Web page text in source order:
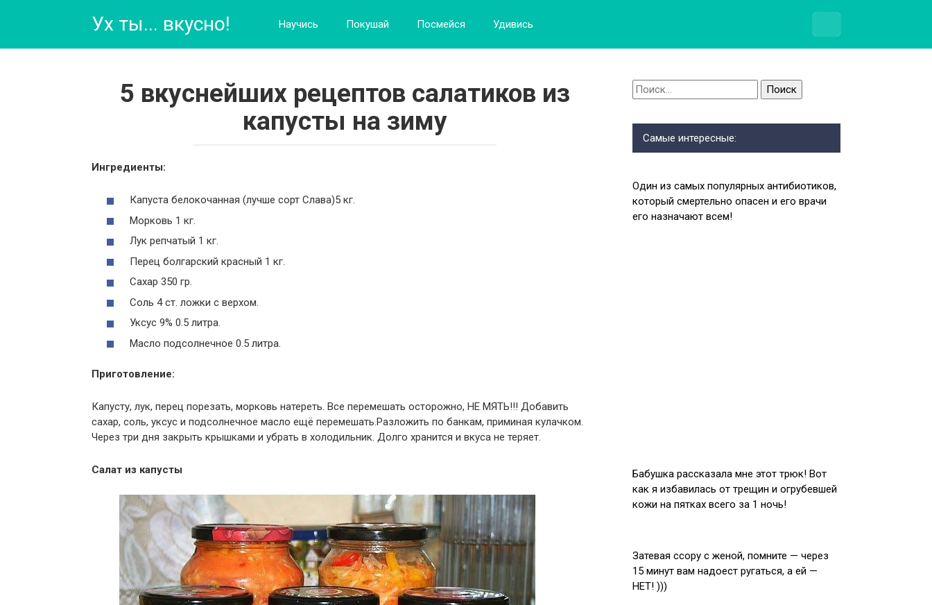
Ух ты... вкусно! Научись Покушай Посмейся Удивись
5 вкуснейших рецептов салатиков из
капусты на зиму
Ингредиенты:
Капуста белокочанная (лучше сорт Слава)5 кг.
Морковь 1 кг.
Лук репчатый 1 кг.
Перец болгарский красный 1 кг.
Сахар 350 гр.
Соль 4 ст. ложки с верхом.
Уксус 9% 0.5 литра.
Масло подсолнечное 0.5 литра.
Приготовление:
Капусту, лук, перец порезать, морковь натереть. Все перемешать осторожно, НЕ МЯТЬ!!! Добавить
сахар, соль, уксус и подсолнечное масло ещё перемешать.Разложить по банкам, приминая кулачком.
Через три дня закрыть крышками и убрать в холодильник. Долго хранится и вкуса не теряет.
Салат из капусты
Найти:
Самые интересные:
Один из самых популярных антибиотиков,
который смертельно опасен и его врачи
его назначают всем!
Бабушка рассказала мне этот трюк! Вот
как я избавилась от трещин и огрубевшей
кожи на пятках всего за 1 ночь!
Затевая ссору с женой, помните — через
15 минут вам надоест ругаться, а ей —
НЕТ! )))